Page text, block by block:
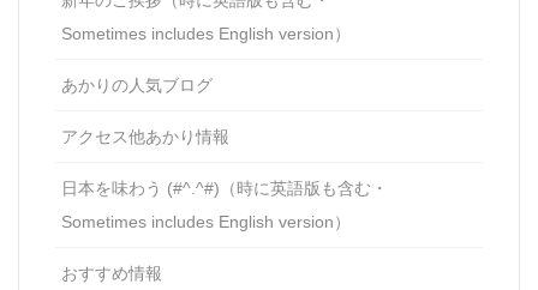
Sometimes includes English version）
あかりの人気ブログ
アクセス他あかり情報
日本を味わう (#^.^#)（時に英語版も含む・
Sometimes includes English version）
おすすめ情報